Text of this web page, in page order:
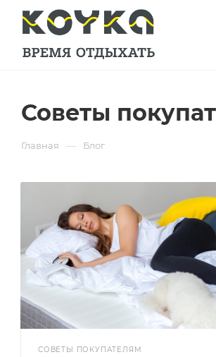
Советы
Главная — Блог
СОВЕТЫ ПОКУПАТЕЛЯМ